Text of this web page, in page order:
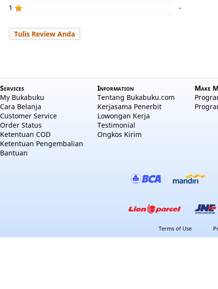
1
-
Tulis Review Anda
Services
My Bukabuku
Cara Belanja
Customer Service
Order Status
Ketentuan COD
Ketentuan Pengembalian
Bantuan
Information
Tentang Bukabuku.com
Kerjasama Penerbit
Lowongan Kerja
Testimonial
Ongkos Kirim
Make
Terms of Use